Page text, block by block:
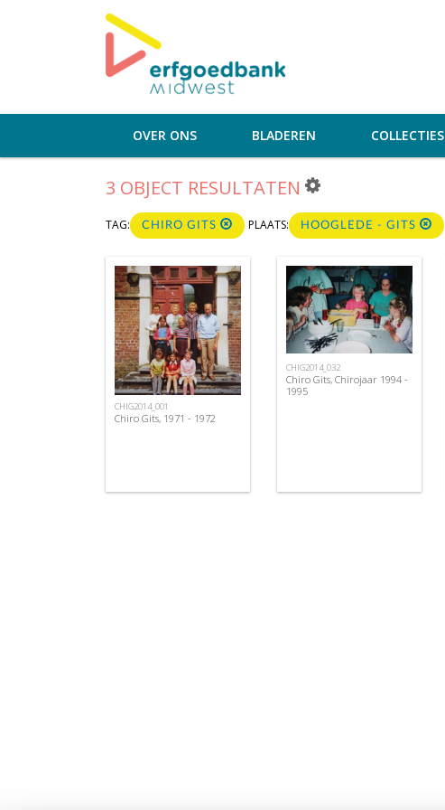
OVER ONS BLADEREN COLLECTIES
3 OBJECT RESULTATEN
TAG: CHIRO GITS PLAATS: HOOGLEDE - GITS
CHIG2014_001
Chiro Gits, 1971 - 1972
CHIG2014_032
Chiro Gits, Chirojaar 1994 -
1995